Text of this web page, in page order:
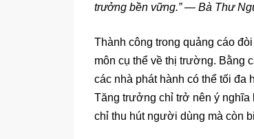
trưởng bền vững.” — Bà Thư
Thành công trong quảng cáo
môn cụ thể về thị trường. Bằng
các nhà phát hành có thể tối đa
Tăng trưởng chỉ trở nên ý nghĩa
chỉ thu hút người dùng mà còn